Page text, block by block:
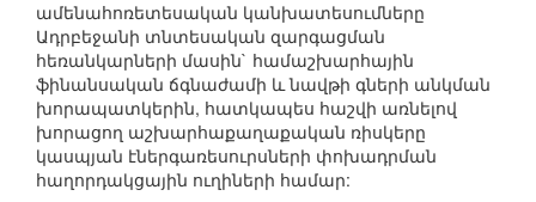
ամենահոռետեսական կանխատեսումները
Ադրբեջանի տնտեսական զարգացման
հեռանկարների մասին` համաշխարհային
ֆինանսական ճգնաժամի և նավթի գների անկման
խորապատկերին, հատկապես հաշվի առնելով
խորացող աշխարհաքաղաքական ռիսկերը
կասպյան էներգառեսուրսների փոխադրման
հաղորդակցային ուղիների համար: